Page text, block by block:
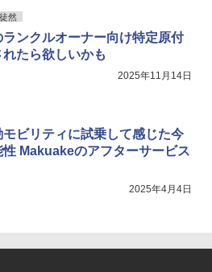
然
ランクルオーナー向け特定原付
たら欲しいかも
2025年11月14日
ビリティに試乗して感じた今
性 Makuakeのアフターサービス
2025年4月4日